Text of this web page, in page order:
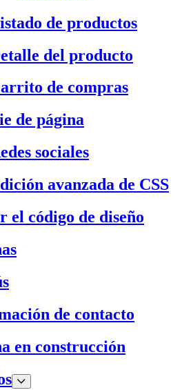
de productos
del producto
de compras
de página
sociales
avanzada de CSS
el código de diseño
de contacto
en construcción